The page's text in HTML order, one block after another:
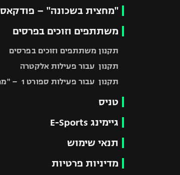
"מחצית בשכונה" –
משתתפים וזוכים בפרסים
תקנון משתתפים וזוכים בפרסים
תקנון עבור פעילות אלקטרה
תקנון עבור פעילות ספורט 1 – "מרלן"
טניס
גיימינג E-Sports
תנאי שימוש
מדיניות פרטיות